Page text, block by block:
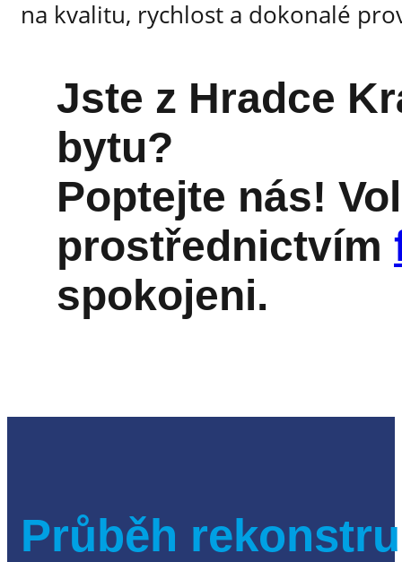
na kvalitu, rychlost a dokonalé
Jste z Hradce
bytu?
Poptejte nás!
prostřednictvím
spokojeni.
Průběh